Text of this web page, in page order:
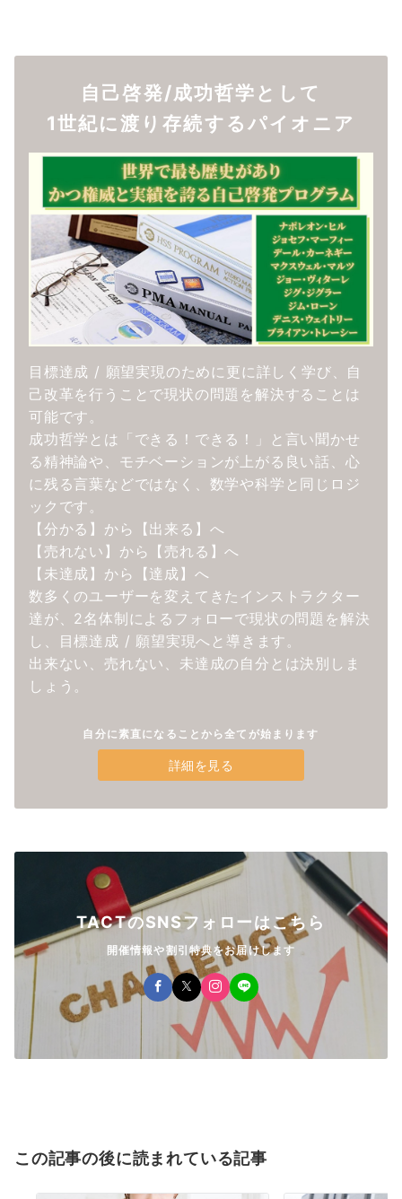
自己啓発/成功哲学として
1世紀に渡り存続するパイオニア
目標達成 / 願望実現のために更に詳しく学び、自
己改革を行うことで現状の問題を解決することは
可能です。
成功哲学とは「できる！できる！」と言い聞かせ
る精神論や、モチベーションが上がる良い話、心
に残る言葉などではなく、数学や科学と同じロジ
ックです。
【分かる】から【出来る】へ
【売れない】から【売れる】へ
【未達成】から【達成】へ
数多くのユーザーを変えてきたインストラクター
達が、2名体制によるフォローで現状の問題を解決
し、目標達成 / 願望実現へと導きます。
出来ない、売れない、未達成の自分とは決別しま
しょう。
自分に素直になることから全てが始まります
詳細を見る
TACTのSNSフォローはこちら
開催情報や割引特典をお届けします
この記事の後に読まれている記事